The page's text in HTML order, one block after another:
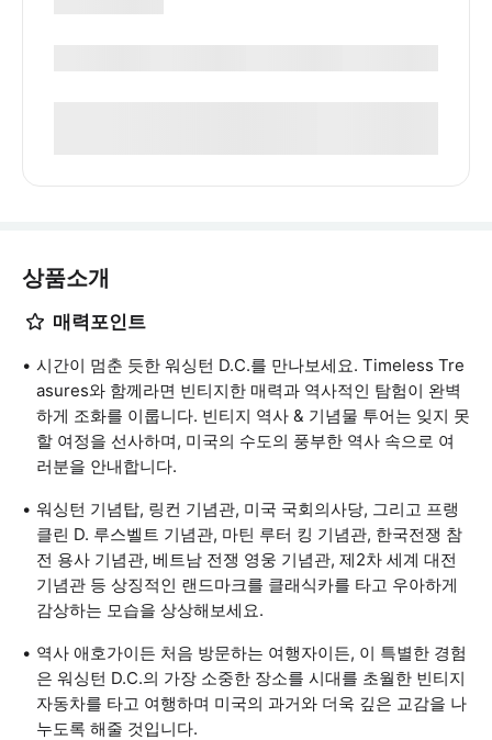
상품소개
매력포인트
시간이 멈춘 듯한 워싱턴 D.C.를 만나보세요. Timeless Tre
asures와 함께라면 빈티지한 매력과 역사적인 탐험이 완벽
하게 조화를 이룹니다. 빈티지 역사 & 기념물 투어는 잊지 못
할 여정을 선사하며, 미국의 수도의 풍부한 역사 속으로 여
러분을 안내합니다.
워싱턴 기념탑, 링컨 기념관, 미국 국회의사당, 그리고 프랭
클린 D. 루스벨트 기념관, 마틴 루터 킹 기념관, 한국전쟁 참
전 용사 기념관, 베트남 전쟁 영웅 기념관, 제2차 세계 대전
기념관 등 상징적인 랜드마크를 클래식카를 타고 우아하게
감상하는 모습을 상상해보세요.
역사 애호가이든 처음 방문하는 여행자이든, 이 특별한 경험
은 워싱턴 D.C.의 가장 소중한 장소를 시대를 초월한 빈티지
자동차를 타고 여행하며 미국의 과거와 더욱 깊은 교감을 나
누도록 해줄 것입니다.